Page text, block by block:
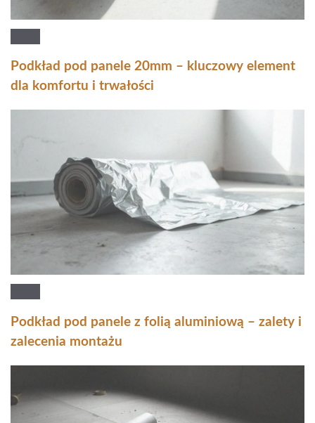
Podkład pod panele 20mm – kluczowy element
dla komfortu i trwałości
Podkład pod panele z folią aluminiową – zalety i
zalecenia montażu